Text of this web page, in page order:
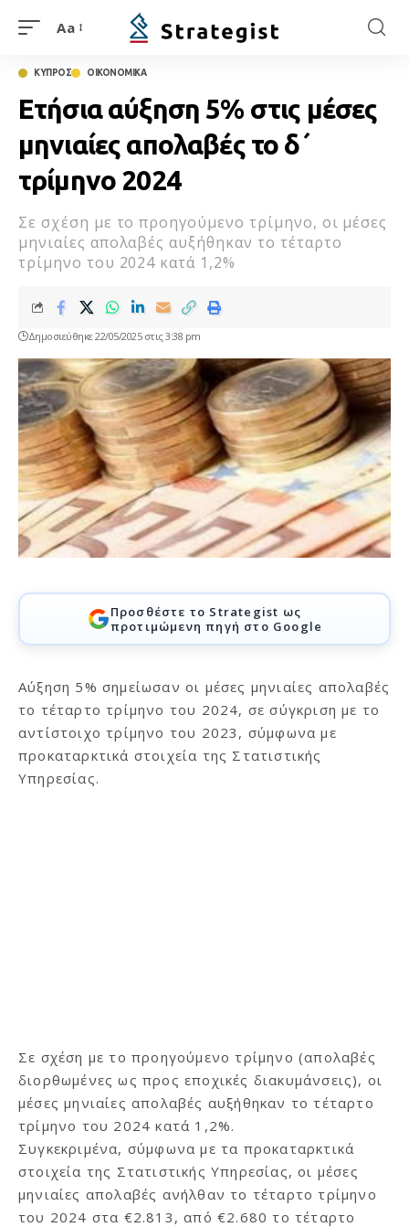
Aa
ΚΥΠΡΟΣ ΟΙΚΟΝΟΜΙΚΑ
Ετήσια αύξηση 5% στις μέσες
μηνιαίες απολαβές το δ΄
τρίμηνο 2024
Σε σχέση με το προηγούμενο τρίμηνο, οι μέσες
μηνιαίες απολαβές αυξήθηκαν το τέταρτο
τρίμηνο του 2024 κατά 1,2%
Δημοσιεύθηκε 22/05/2025 στις 3:38 pm
Προσθέστε το Strategist ως
προτιμώμενη πηγή στο Google
Αύξηση 5% σημείωσαν οι μέσες μηνιαίες απολαβές
το τέταρτο τρίμηνο του 2024, σε σύγκριση με το
αντίστοιχο τρίμηνο του 2023, σύμφωνα με
προκαταρκτικά στοιχεία της Στατιστικής
Υπηρεσίας.
Σε σχέση με το προηγούμενο τρίμηνο (απολαβές
διορθωμένες ως προς εποχικές διακυμάνσεις), οι
μέσες μηνιαίες απολαβές αυξήθηκαν το τέταρτο
τρίμηνο του 2024 κατά 1,2%.
Συγκεκριμένα, σύμφωνα με τα προκαταρκτικά
στοιχεία της Στατιστικής Υπηρεσίας, οι μέσες
μηνιαίες απολαβές ανήλθαν το τέταρτο τρίμηνο
του 2024 στα €2.813, από €2.680 το τέταρτο